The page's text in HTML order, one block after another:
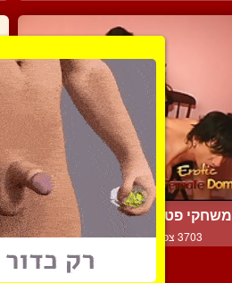
משחקי פטיש קינקיים ואירו...
3703 צפיות | 1 המלצות
צור קשר